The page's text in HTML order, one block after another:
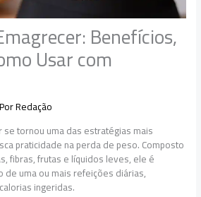
Benefícios,
Usar com
Redação
se tornou uma das estratégias mais
praticidade na perda de peso. Composto
fibras, frutas e líquidos leves, ele é
uma ou mais refeições diárias,
ingeridas.